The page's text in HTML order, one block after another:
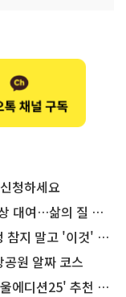
청하세요
…삶의 질 높인다
고 '이것' 해보세요!
원 알짜 코스
션25' 추천 코스